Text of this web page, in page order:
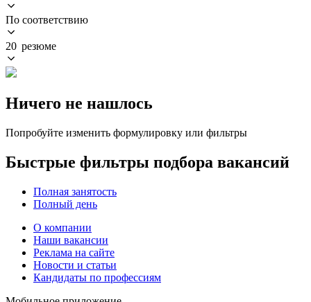
По соответствию
20 резюме
Ничего не нашлось
Попробуйте изменить формулировку или фильтры
Быстрые фильтры подбора вакансий
Полная занятость
Полный день
О компании
Наши вакансии
Реклама на сайте
Новости и статьи
Кандидаты по профессиям